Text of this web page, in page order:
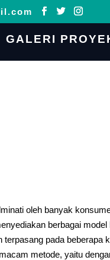
GALERI
oleh banyak
berbagai model
pada beberapa
metode, yaitu